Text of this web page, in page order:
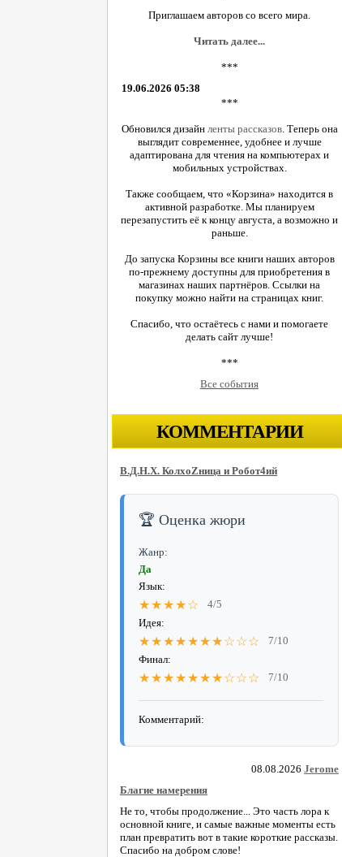
Приглашаем авторов со всего мира.
Читать далее...
***
19.06.2026 05:38
***
Обновился дизайн ленты рассказов. Теперь она
выглядит современнее, удобнее и лучше
адаптирована для чтения на компьютерах и
мобильных устройствах.
Также сообщаем, что «Корзина» находится в
активной разработке. Мы планируем
перезапустить её к концу августа, а возможно и
раньше.
До запуска Корзины все книги наших авторов
по-прежнему доступны для приобретения в
магазинах наших партнёров. Ссылки на
покупку можно найти на страницах книг.
Спасибо, что остаётесь с нами и помогаете
делать сайт лучше!
***
Все события
КОММЕНТАРИИ
В.Д.Н.Х. КолхоZница и Робот4ий
🏆 Оценка жюри
Жанр:
Да
Язык:
★★★★☆
4/5
Идея:
★★★★★★★☆☆☆
7/10
Финал:
★★★★★★★☆☆☆ 7/10
Комментарий:
08.08.2026 Jerome
Благие намерения
Не то, чтобы продолжение... Это часть лора к
основной книге, и самые важные моменты есть
план превратить вот в такие короткие рассказы.
Спасибо на добром слове!